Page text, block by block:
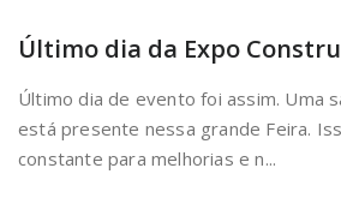
Último dia da Expo
Último dia de evento foi assim. Uma
está presente nessa grande Feira.
constante para melhorias e n...